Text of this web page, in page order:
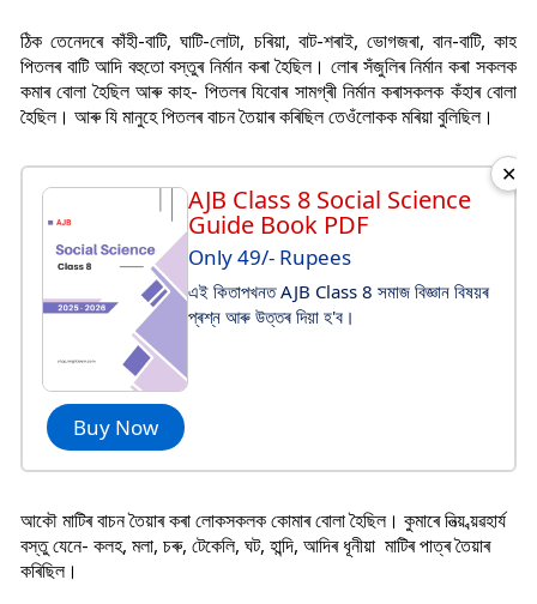
ঠিক তেনেদৰে কাঁহী-বাটি, ঘাটি-লোটা, চৰিয়া, বাট-শৰাই, ভোগজৰা, বান-বাটি, কাহ
পিতলৰ বাটি আদি বহুতোবস্তুৰ নিৰ্মান কৰা হৈছিল। লোৰ সঁজুলিৰ নিৰ্মান কৰা সকলক
কমাৰ বোলা হৈছিল আৰু কাহ- পিতলৰ যিবোৰ সামগ্ৰী নিৰ্মান কৰাসকলক কঁহাৰ বোলা
হৈছিল। আৰু যি মানুহে পিতলৰ বাচন তৈয়াৰ কৰিছিল তেওঁলোকক মৰিয়া বুলিছিল।
Buy Now
AJB Class 8 Social Science
Guide Book PDF
Only 49/- Rupees
এই কিতাপখনত AJB Class 8 সমাজ বিজ্ঞান বিষয়ৰ
প্ৰশ্ন আৰু উত্তৰ দিয়া হ'ব।
✕
আকৌ মাটিৰ বাচন তৈয়াৰ কৰা লোকসকলক কোমাৰ বোলা হৈছিল। কুমাৰে নিত্য় ব্য়ৱহাৰ্য
বস্তু যেনে- কলহ, মলা, চৰু, টেকেলি, ঘট, হান্দি, আদিৰ ধূনীয়া মাটিৰ পাত্ৰ তৈয়াৰ
কৰিছিল।